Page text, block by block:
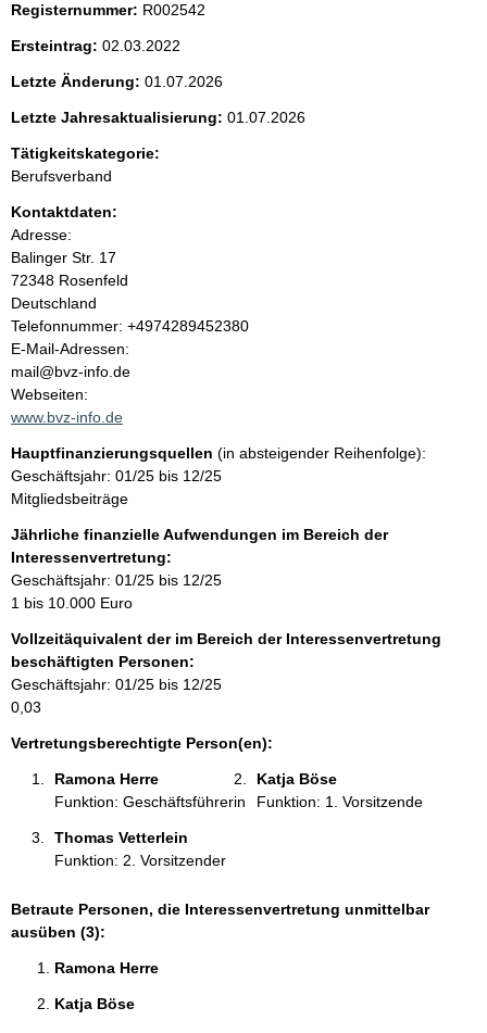
t
e
n
i
n
h
a
l
t
Registernummer: R002542
Ersteintrag: 02.03.2022
Letzte Änderung: 01.07.2026
Letzte Jahresaktualisierung: 01.07.2026
Tätigkeitskategorie:
Berufsverband
Kontaktdaten:
Adresse:
Balinger Str. 17
72348 Rosenfeld
Deutschland
K
o
n
t
a
t
i
n
f
o
r
m
t
i
o
n
e
Telefonnummer: +4974289452380
E-Mail-Adressen:
mail@bvz-info.de
Webseiten:
www.bvz-info.de
Hauptfinanzierungsquellen (in absteigender Reihenfolge):
Geschäftsjahr: 01/25 bis 12/25
Mitgliedsbeiträge
Jährliche finanzielle Aufwendungen im Bereich der
Interessenvertretung:
Geschäftsjahr: 01/25 bis 12/25
1 bis 10.000 Euro
Vollzeitäquivalent der im Bereich der Interessenvertretung
beschäftigten Personen:
Geschäftsjahr: 01/25 bis 12/25
0,03
Vertretungsberechtigte Person(en):
Ramona Herre
Funktion: Geschäftsführerin
Katja Böse
Funktion: 1. Vorsitzende
Thomas Vetterlein
Funktion: 2. Vorsitzender
Betraute Personen, die Interessenvertretung unmittelbar
ausüben (3):
Ramona Herre
Katja Böse